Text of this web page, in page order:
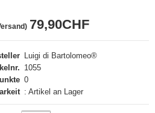
79,90CHF
Luigi di Bartolomeo®
1055
0
: Artikel an Lager